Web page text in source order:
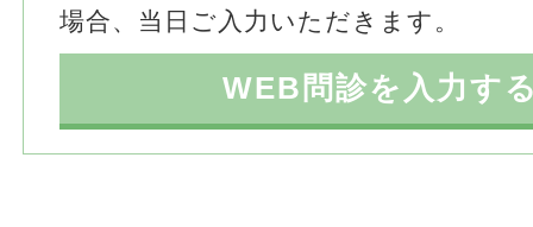
場合、当日ご入力いただきます。
WEB問診を入力す